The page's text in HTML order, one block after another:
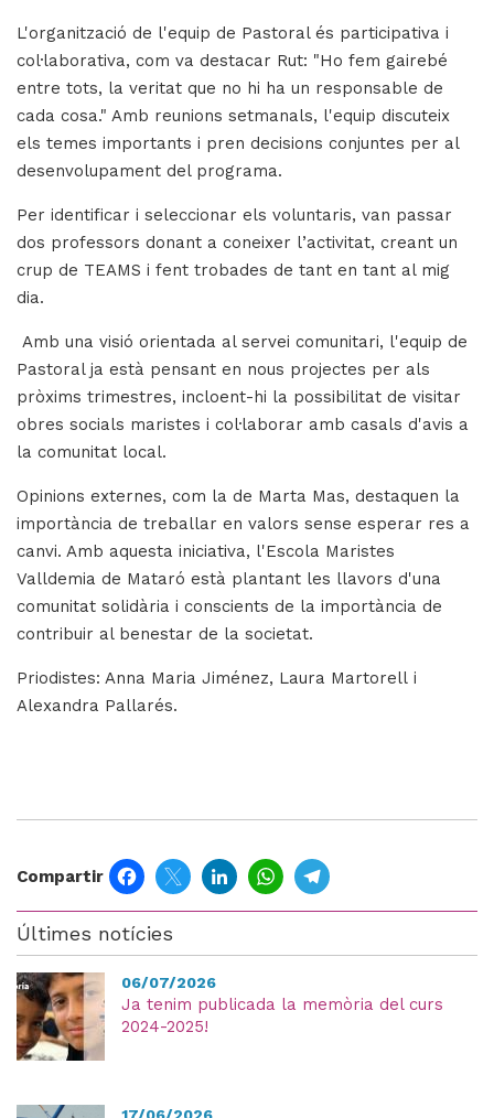
L'organització de l'equip de Pastoral és participativa i
col·laborativa, com va destacar Rut: "Ho fem gairebé
entre tots, la veritat que no hi ha un responsable de
cada cosa." Amb reunions setmanals, l'equip discuteix
els temes importants i pren decisions conjuntes per al
desenvolupament del programa.
Per identificar i seleccionar els voluntaris, van passar
dos professors donant a coneixer l’activitat, creant un
crup de TEAMS i fent trobades de tant en tant al mig
dia.
Amb una visió orientada al servei comunitari, l'equip de
Pastoral ja està pensant en nous projectes per als
pròxims trimestres, incloent-hi la possibilitat de visitar
obres socials maristes i col·laborar amb casals d'avis a
la comunitat local.
Opinions externes, com la de Marta Mas, destaquen la
importància de treballar en valors sense esperar res a
canvi. Amb aquesta iniciativa, l'Escola Maristes
Valldemia de Mataró està plantant les llavors d'una
comunitat solidària i conscients de la importància de
contribuir al benestar de la societat.
Priodistes: Anna Maria Jiménez, Laura Martorell i
Alexandra Pallarés.
Compartir FacebookTwitterLinkedInWhatsApp
Últimes notícies
06/07/2026
Ja tenim publicada la memòria del curs
2024-2025!
17/06/2026